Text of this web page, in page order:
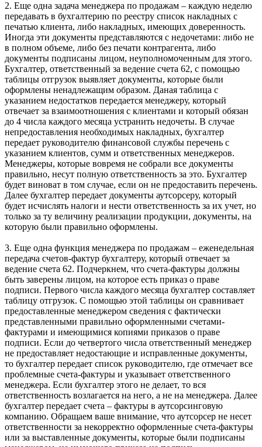
2. Еще одна задача менеджера по продажам – каждую неделю
передавать в бухгалтерию по реестру список накладных с
печатью клиента, либо накладных, имеющих доверенность.
Иногда эти документы представляются с недочетами: либо не
в полном объеме, либо без печати контрагента, либо
документы подписаны лицом, неуполномоченным для этого.
Бухгалтер, ответственный за ведение счета 62, с помощью
таблицы отгрузок выявляет документы, которые были
оформлены ненадлежащим образом. Даная таблица с
указанием недостатков передается менеджеру, который
отвечает за взаимоотношения с клиентами и который обязан
до 4 числа каждого месяца устранить недочеты. В случае
непредоставления необходимых накладных, бухгалтер
передает руководителю финансовой службы перечень с
указанием клиентов, сумм и ответственных менеджеров.
Менеджеры, которые вовремя не собрали все документы
правильно, несут полную ответственность за это. Бухгалтер
будет виноват в том случае, если он не предоставить перечень.
Далее бухгалтер передает документы аутсорсеру, который
будет исчислять налоги и нести ответственность за их учет, но
только за ту величину реализации продукции, документы, на
которую были правильно оформлены.
3. Еще одна функция менеджера по продажам – еженедельная
передача счетов-фактур бухгалтеру, который отвечает за
ведение счета 62. Подчеркнем, что счета-фактуры должны
быть заверены лицом, на которое есть приказ о праве
подписи. Первого числа каждого месяца бухгалтер составляет
таблицу отгрузок. С помощью этой таблицы он сравнивает
предоставленные менеджером сведения с фактически
представленными правильно оформленными счетами-
фактурами и имеющимися копиями приказов о праве
подписи. Если до четвертого числа ответственный менеджер
не предоставляет недостающие и исправленные документы,
то бухгалтер передает список руководителю, где отмечает все
проблемные счета-фактуры и указывает ответственного
менеджера. Если бухгалтер этого не делает, то вся
ответственность возлагается на него, а не на менеджера. Далее
бухгалтер передает счета – фактуры в аутсорсинговую
компанию. Обращаем ваше внимание, что аутсорсер не несет
ответственности за некорректно оформленные счета-фактуры
или за выставленные документы, которые были подписаны